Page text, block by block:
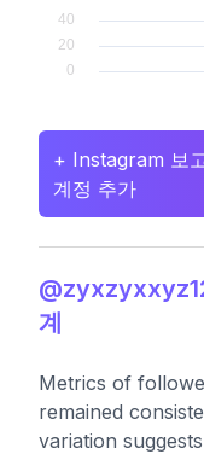
+ Instagram 보
계정 추가
계
Metrics of
remained
variation